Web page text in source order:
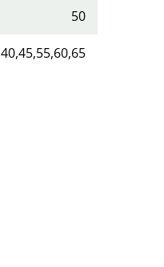
50
40,45,55,60,65